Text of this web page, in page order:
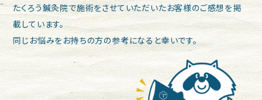
たくろう鍼灸院で施術をさせていただいたお客様のご感想を掲
載しています。
同じお悩みをお持ちの方の参考になると幸いです。